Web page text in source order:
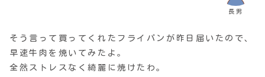
長男
そう言って買ってくれたフライパンが昨日届いたので、
早速牛肉を焼いてみたよ。
全然ストレスなく綺麗に焼けたわ。